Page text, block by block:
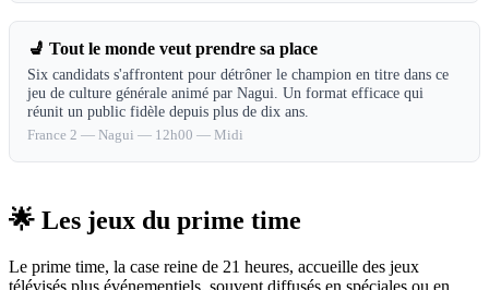
💺 Tout le monde veut prendre sa place
Six candidats s'affrontent pour détrôner le champion en titre dans ce
jeu de culture générale animé par Nagui. Un format efficace qui
réunit un public fidèle depuis plus de dix ans.
France 2 — Nagui — 12h00 — Midi
🌟 Les jeux du prime time
Le prime time, la case reine de 21 heures, accueille des jeux
télévisés plus événementiels, souvent diffusés en spéciales ou en